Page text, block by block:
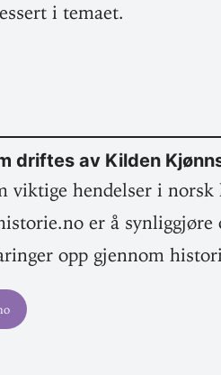
i temaet.
driftes av Kilden
viktige hen­delser i
er å syn­lig­gjøre
opp gjennom